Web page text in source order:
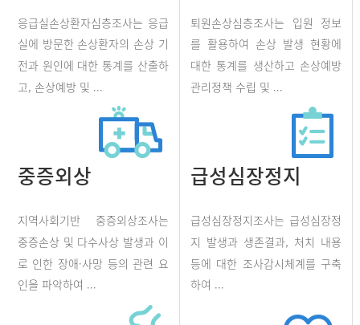
응급실손상환자심층조사는 응급
실에 방문한 손상환자의 손상 기
전과 원인에 대한 통계를 산출하
고, 손상예방 및 ...
퇴원손상심층조사는 입원 정보
를 활용하여 손상 발생 현황에
대한 통계를 생산하고 손상예방
관리정책 수립 및 ...
중증외상
지역사회기반 중증외상조사는
중증손상 및 다수사상 발생과 이
로 인한 장애·사망 등의 관련 요
인을 파악하여 ...
급성심장정지
급성심장정지조사는 급성심장정
지 발생과 생존결과, 처치 내용
등에 대한 조사감시체계를 구축
하여 ...